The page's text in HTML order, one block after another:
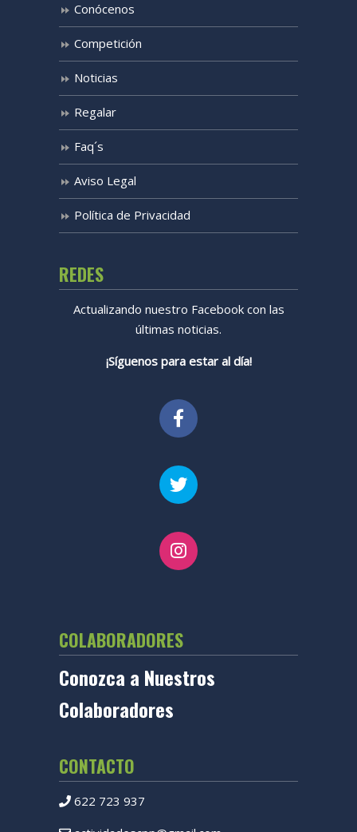
Conócenos
Competición
Noticias
Regalar
Faq´s
Aviso Legal
Política de Privacidad
REDES
Actualizando nuestro Facebook con las
últimas noticias.
¡Síguenos para estar al día!
COLABORADORES
Conozca a Nuestros
Colaboradores
CONTACTO
622 723 937